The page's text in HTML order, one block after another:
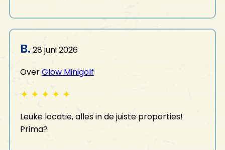
B. 28 juni 2026
OverGlow Minigolf
✦ ✦ ✦ ✦ ✦
Leuke locatie, alles in de juiste proporties!
Prima?